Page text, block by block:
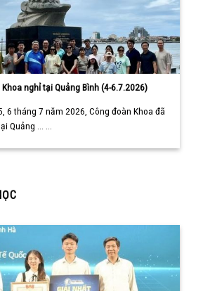
nghỉ tại Quảng Bình (4-6.7.2026)
6 tháng 7 năm 2026, Công đoàn Khoa đã
Quảng ... ...